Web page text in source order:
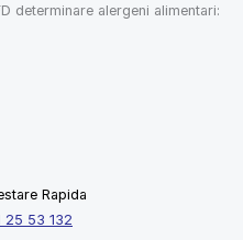
determinare alergeni alimentari:
Rapida
25 53 132